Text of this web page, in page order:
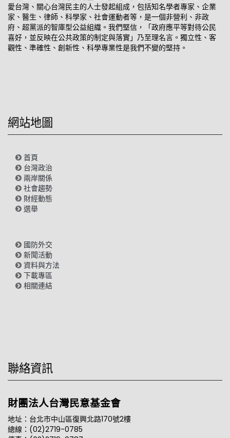
愛台灣、關心台灣民主的人士發起組成，包括知名學者專家、企業
家、醫生、律師、科學家、社會運動者等，是一個非營利、非政
府、超黨派的智庫型公益組織。我們堅信，「政府應平等對待公民
喜好，並反映在公共政策的制定與落實」乃至理名言。獨立性、客
觀性、準確性、創新性、科學專業性是我們不變的堅持。
網站地圖
首頁
台灣政治
兩岸關係
社會趨勢
財經動態
選舉
國防外交
新聞活動
資料與方法
下載專區
相關連結
聯絡資訊
財團法人台灣民意基金會
地址：台北市中山區復興北路170號2樓
總線：(02)2719-0785